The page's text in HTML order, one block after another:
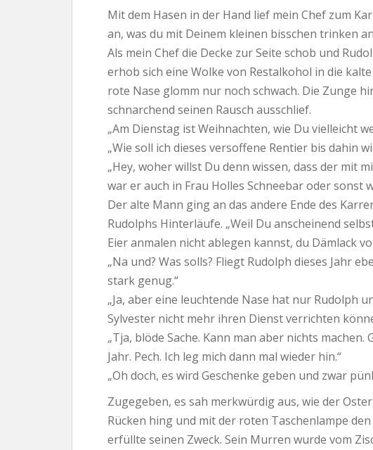
Mit dem Hasen in der Hand lief mein Chef zum
an, was du mit Deinem kleinen bisschen trinken
Als mein Chef die Decke zur Seite schob und
erhob sich eine Wolke von Restalkohol in die
rote Nase glomm nur noch schwach. Die Zunge
schnarchend seinen Rausch ausschlief.
„Am Dienstag ist Weihnachten, wie Du vielleicht
„Wie soll ich dieses versoffene Rentier bis dahin
„Hey, woher willst Du denn wissen, dass der mit
war er auch in Frau Holles Schneebar oder sonst
Der alte Mann ging an das andere Ende des
Rudolphs Hinterläufe. „Weil Du anscheinend
Eier anmalen nicht ablegen kannst, du Dämlack
„Na und? Was solls? Fliegt Rudolph dieses Jahr
stark genug.“
„Ja, aber eine leuchtende Nase hat nur Rudolph
Sylvester nicht mehr ihren Dienst verrichten
„Tja, blöde Sache. Kann man aber nichts machen.
Jahr. Pech. Ich leg mich dann mal wieder hin.“
„Oh doch, es wird Geschenke geben und zwar
Zugegeben, es sah merkwürdig aus, wie der
Rücken hing und mit der roten Taschenlampe
erfüllte seinen Zweck. Sein Murren wurde vom